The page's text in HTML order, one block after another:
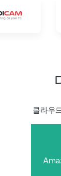
클라우